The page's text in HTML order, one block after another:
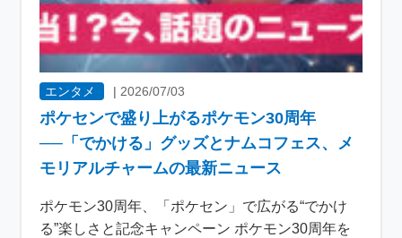
エンタメ |2026/07/03
ポケセンで盛り上がるポケモン30周年
──「でかける」グッズとナムコフェス、メ
モリアルチャームの最新ニュース
ポケモン30周年、「ポケセン」で広がる“でかけ
る”楽しさと記念キャンペーン ポケモン30周年を